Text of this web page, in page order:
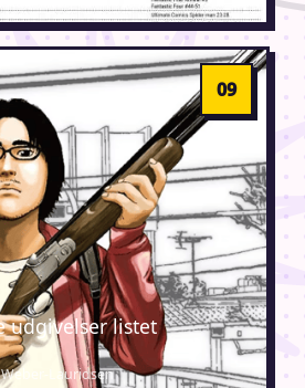
udgivelser listet
Lauridsen